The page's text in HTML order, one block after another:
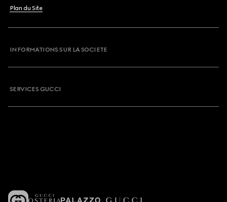
Plan du Site
INFORMATIONS SUR LA SOCIETE
SERVICES GUCCI